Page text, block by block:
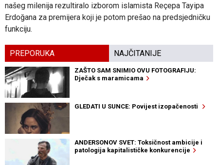
našeg milenija rezultiralo izborom islamista Reçepa Tayipa
Erdoğana za premijera koji je potom prešao na predsjedničku
funkciju.
PREPORUKA NAJČITANIJE
ZAŠTO SAM SNIMIO OVU FOTOGRAFIJU:
Dječak s maramicama
GLEDATI U SUNCE: Povijest izopačenosti
ANDERSONOV SVET: Toksičnost ambicije i
patologija kapitalističke konkurencije